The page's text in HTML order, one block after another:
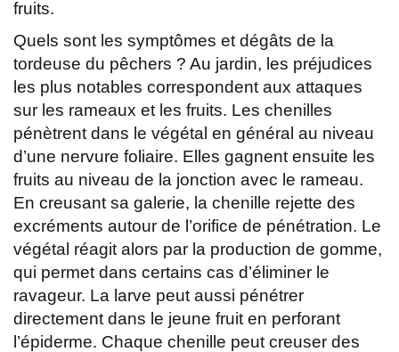
fruits.
Quels sont les symptômes et dégâts de la
tordeuse du pêchers ? Au jardin, les préjudices
les plus notables correspondent aux attaques
sur les rameaux et les fruits. Les chenilles
pénètrent dans le végétal en général au niveau
d’une nervure foliaire. Elles gagnent ensuite les
fruits au niveau de la jonction avec le rameau.
En creusant sa galerie, la chenille rejette des
excréments autour de l’orifice de pénétration. Le
végétal réagit alors par la production de gomme,
qui permet dans certains cas d’éliminer le
ravageur. La larve peut aussi pénétrer
directement dans le jeune fruit en perforant
l’épiderme. Chaque chenille peut creuser des